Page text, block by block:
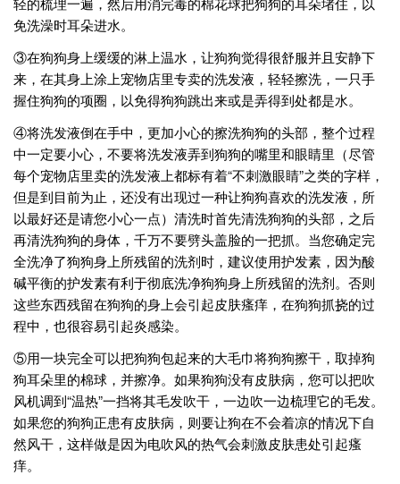
免洗澡时耳朵进水。
③在狗狗身上缓缓的淋上温水，让狗狗觉得很舒服并且安静下
来，在其身上涂上宠物店里专卖的洗发液，轻轻擦洗，一只手
握住狗狗的项圈，以免得狗狗跳出来或是弄得到处都是水。
④将洗发液倒在手中，更加小心的擦洗狗狗的头部，整个过程
中一定要小心，不要将洗发液弄到狗狗的嘴里和眼睛里（尽管
每个宠物店里卖的洗发液上都标有着“不刺激眼睛”之类的字样，
但是到目前为止，还没有出现过一种让狗狗喜欢的洗发液，所
以最好还是请您小心一点）清洗时首先清洗狗狗的头部，之后
再清洗狗狗的身体，千万不要劈头盖脸的一把抓。当您确定完
全洗净了狗狗身上所残留的洗剂时，建议使用护发素，因为酸
碱平衡的护发素有利于彻底洗净狗狗身上所残留的洗剂。否则
这些东西残留在狗狗的身上会引起皮肤瘙痒，在狗狗抓挠的过
程中，也很容易引起炎感染。
⑤用一块完全可以把狗狗包起来的大毛巾将狗狗擦干，取掉狗
狗耳朵里的棉球，并擦净。如果狗狗没有皮肤病，您可以把吹
风机调到“温热”一挡将其毛发吹干，一边吹一边梳理它的毛发。
如果您的狗狗正患有皮肤病，则要让狗在不会着凉的情况下自
然风干，这样做是因为电吹风的热气会刺激皮肤患处引起瘙
痒。